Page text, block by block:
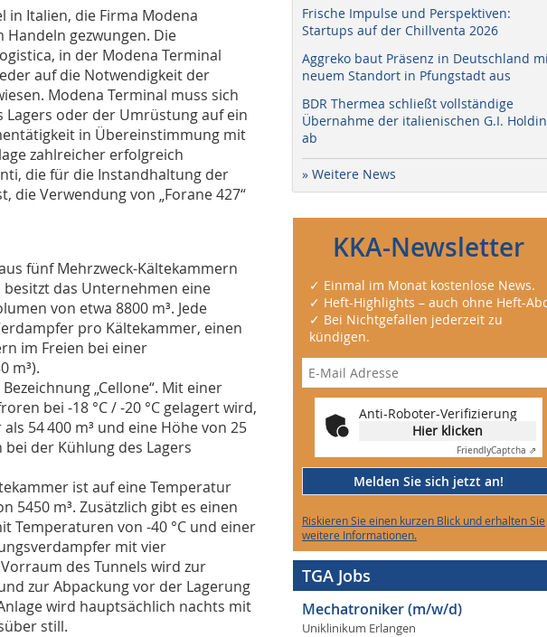
in Italien, die Firma Modena
gezwungen. Die
in der Modena Terminal
auf die Notwendigkeit der
Modena Terminal muss sich
Lagers oder der Umrüstung auf ein
in Übereinstimmung mit
zahlreicher erfolgreich
die für die Instandhaltung der
die Verwendung von „Forane 427“
fünf Mehrzweck-Kältekammern
besitzt das Unternehmen eine
von etwa 8800 m³. Jede
pro Kältekammer, einen
im Freien bei einer
m³).
„Cellone“. Mit einer
bei -18 °C / -20 °C gelagert wird,
54 400 m³ und eine Höhe von 25
der Kühlung des Lagers
ist auf eine Temperatur
5450 m³. Zusätzlich gibt es einen
Temperaturen von -40 °C und einer
mit vier
des Tunnels wird zur
zur Abpackung vor der Lagerung
wird hauptsächlich nachts mit
still.
Frische Impulse und Perspektiven:
Startups auf der Chillventa 2026
Aggreko baut Präsenz in Deutschland
neuem Standort in Pfungstadt aus
BDR Thermea schließt vollständige
Übernahme der italienischen G.I.
ab
» Weitere News
KKA-Newsletter
✓ Einmal im Monat kostenlose News.
✓ Heft-Highlights – auch ohne Heft-
✓ Bei Nichtgefallen jederzeit zu
kündigen.
Anti-Roboter-Verifizierung
Hier klicken
FriendlyCaptcha ⇗
Melden Sie sich jetzt an!
Riskieren Sie einen kurzen Blick und erhalten Sie
weitere Informationen.
TGA Jobs
Mechatroniker (m/w/d)
Uniklinikum Erlangen